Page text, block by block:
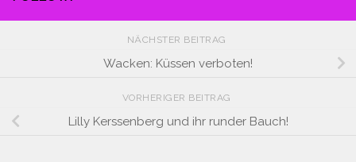
NÄCHSTER BEITRAG
Wacken: Küssen verboten!
VORHERIGER BEITRAG
Lilly Kerssenberg und ihr runder Bauch!